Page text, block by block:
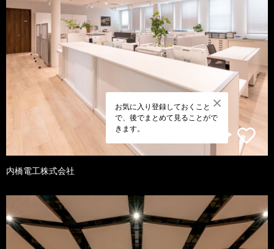
お気に入り登録しておくこと
で、後でまとめて見ることがで
きます。
内橋電工株式会社